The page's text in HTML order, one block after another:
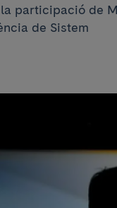
participació de
de Sistem